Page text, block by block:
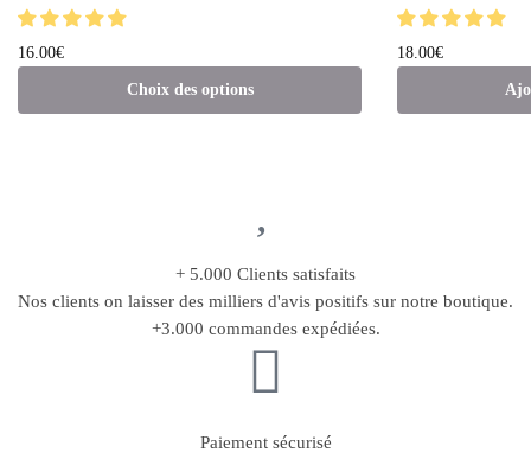
16.00€
Choix des options
18.00€
+ 5.000 Clients satisfaits
Nos clients on laisser des milliers d'avis positifs sur notre boutique.
+3.000 commandes expédiées.
Paiement sécurisé